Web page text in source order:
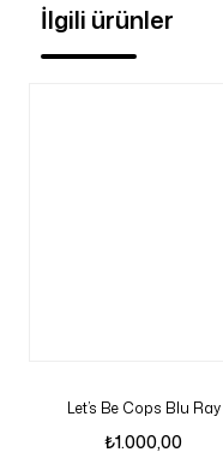
İlgili ürünler
Let’s Be Cops Blu Ray
₺1.000,00